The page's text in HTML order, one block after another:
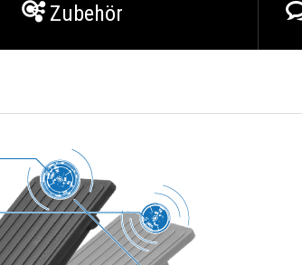
Zubehör